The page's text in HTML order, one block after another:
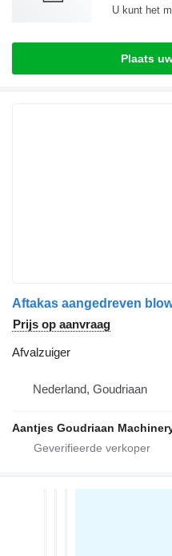
U kunt het
Plaats
Aftakas aangedreven
Prijs op aanvraag
Afvalzuiger
Nederland, Goudriaan
Aantjes Goudriaan